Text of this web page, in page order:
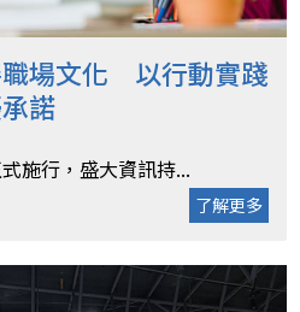
場文化 以行動實踐
諾
施行，盛大資訊持...
了解更多